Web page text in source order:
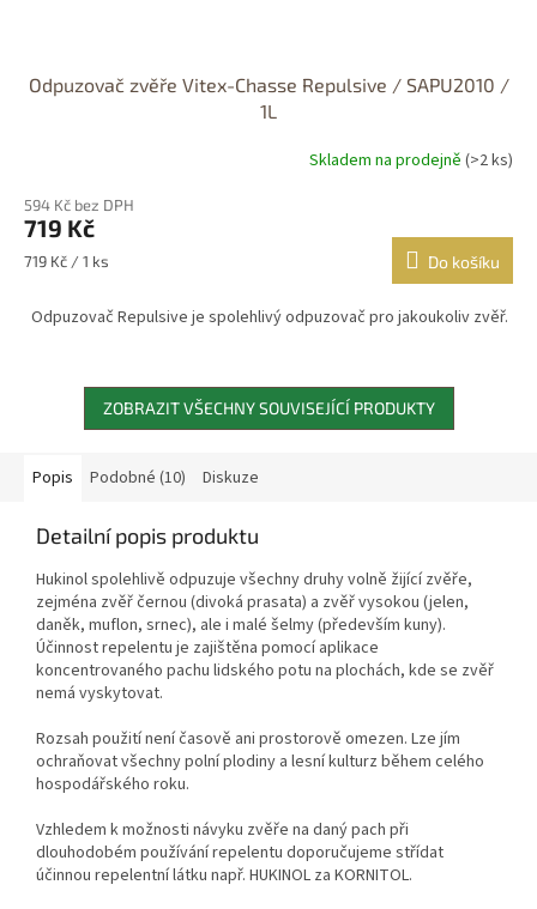
Odpuzovač zvěře Vitex-Chasse Repulsive / SAPU2010 /
1L
produktu
je
3,8
hvězdiček.
Skladem na prodejně(>2 ks)
594 Kč bez DPH
719 Kč
Měrná
719 Kč / 1 ks Do košíku
Odpuzovač Repulsive je spolehlivý odpuzovač pro jakoukoliv zvěř.
ZOBRAZIT VŠECHNY SOUVISEJÍCÍ PRODUKTY
Popis Podobné (10) Diskuze
Detailní popis produktu
Hukinol spolehlivě odpuzuje všechny druhy volně žijící zvěře,
zejména zvěř černou (divoká prasata) a zvěř vysokou (jelen,
daněk, muflon, srnec), ale i malé šelmy (především kuny).
Účinnost repelentu je zajištěna pomocí aplikace
koncentrovaného pachu lidského potu na plochách, kde se zvěř
nemá vyskytovat.
Rozsah použití není časově ani prostorově omezen. Lze jím
ochraňovat všechny polní plodiny a lesní kulturz během celého
hospodářského roku.
Vzhledem k možnosti návyku zvěře na daný pach při
dlouhodobém používání repelentu doporučujeme střídat
účinnou repelentní látku např. HUKINOL za KORNITOL.